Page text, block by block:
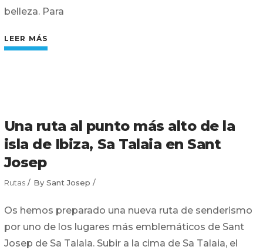
belleza. Para
LEER MÁS
Una ruta al punto más alto de la
isla de Ibiza, Sa Talaia en Sant
Josep
Rutas By Sant Josep
Os hemos preparado una nueva ruta de senderismo
por uno de los lugares más emblemáticos de Sant
Josep de Sa Talaia. Subir a la cima de Sa Talaia, el